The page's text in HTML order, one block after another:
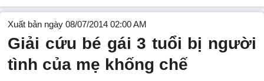
Xuất bản ngày 08/07/2014 02:00 AM
Giải cứu bé gái 3 tuổi bị người
tình của mẹ khống chế